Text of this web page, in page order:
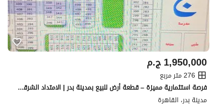
ج.م1,950,000
276 متر مربع
فرصة استثمارية مميزة – قطعة أرض للبيع بمدينة بدر | الامتداد الشرقي – مسلسل (ج)
مدينة بدر، القاهرة